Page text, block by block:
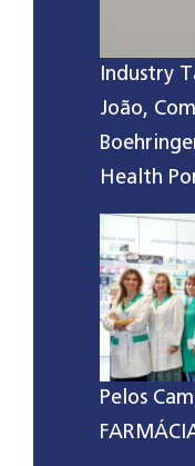
Industry
João,
Health
Pelos